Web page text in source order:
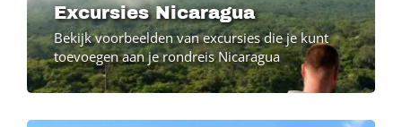
Excursies Nicaragua
Bekijk voorbeelden van excursies die je kunt
toevoegen aan je rondreis Nicaragua